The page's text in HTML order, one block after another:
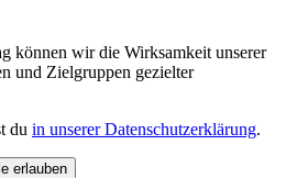
können wir die Wirksamkeit unserer
und Zielgruppen gezielter
du in unserer Datenschutzerklärung.
erlauben